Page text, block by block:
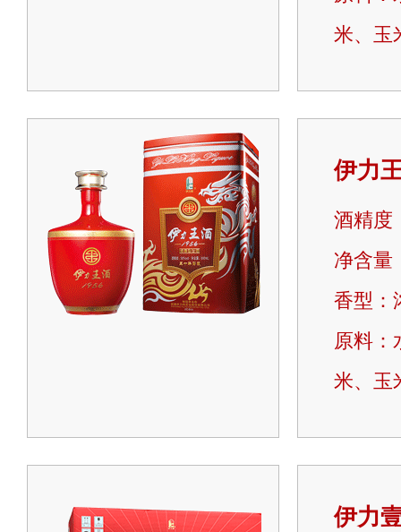
米、玉
伊力
酒精度
净含量
香型：
原料：
米、玉
伊力